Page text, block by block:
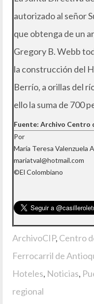
autorizado al señor
que obtenga de un
Gregory B. Webb
la construcción del
Berrío, a orillas del
ello la suma de 700
Fuente: Archivo Centro
Por
María Teresa Valenzuela
mariatval@hotmail.com
©El Colombiano
ArchivoCIP, Centro
Ferrocarril de
Hoteles, Noticias,
regional